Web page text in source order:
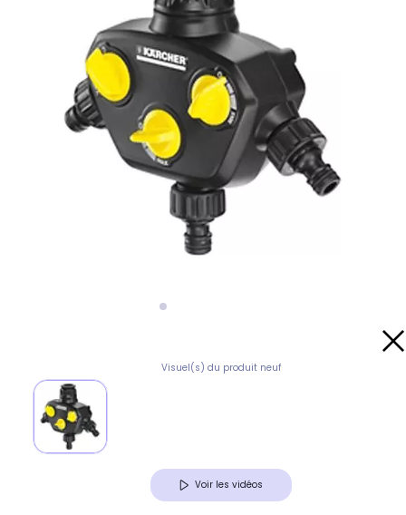
Visuel(s) du produit neuf
Voir les vidéos